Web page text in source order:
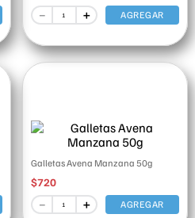
＋
－ AGREGAR
Galletas Avena Manzana 50g
$720
＋
－ AGREGAR